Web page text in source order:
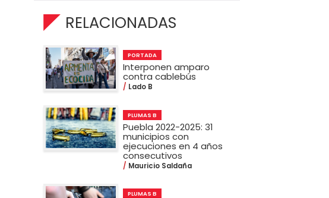
RELACIONADAS
PORTADA
Interponen amparo
contra cablebús
Lado B
PLUMAS B
Puebla 2022-2025: 31
municipios con
ejecuciones en 4 años
consecutivos
Mauricio Saldaña
PLUMAS B